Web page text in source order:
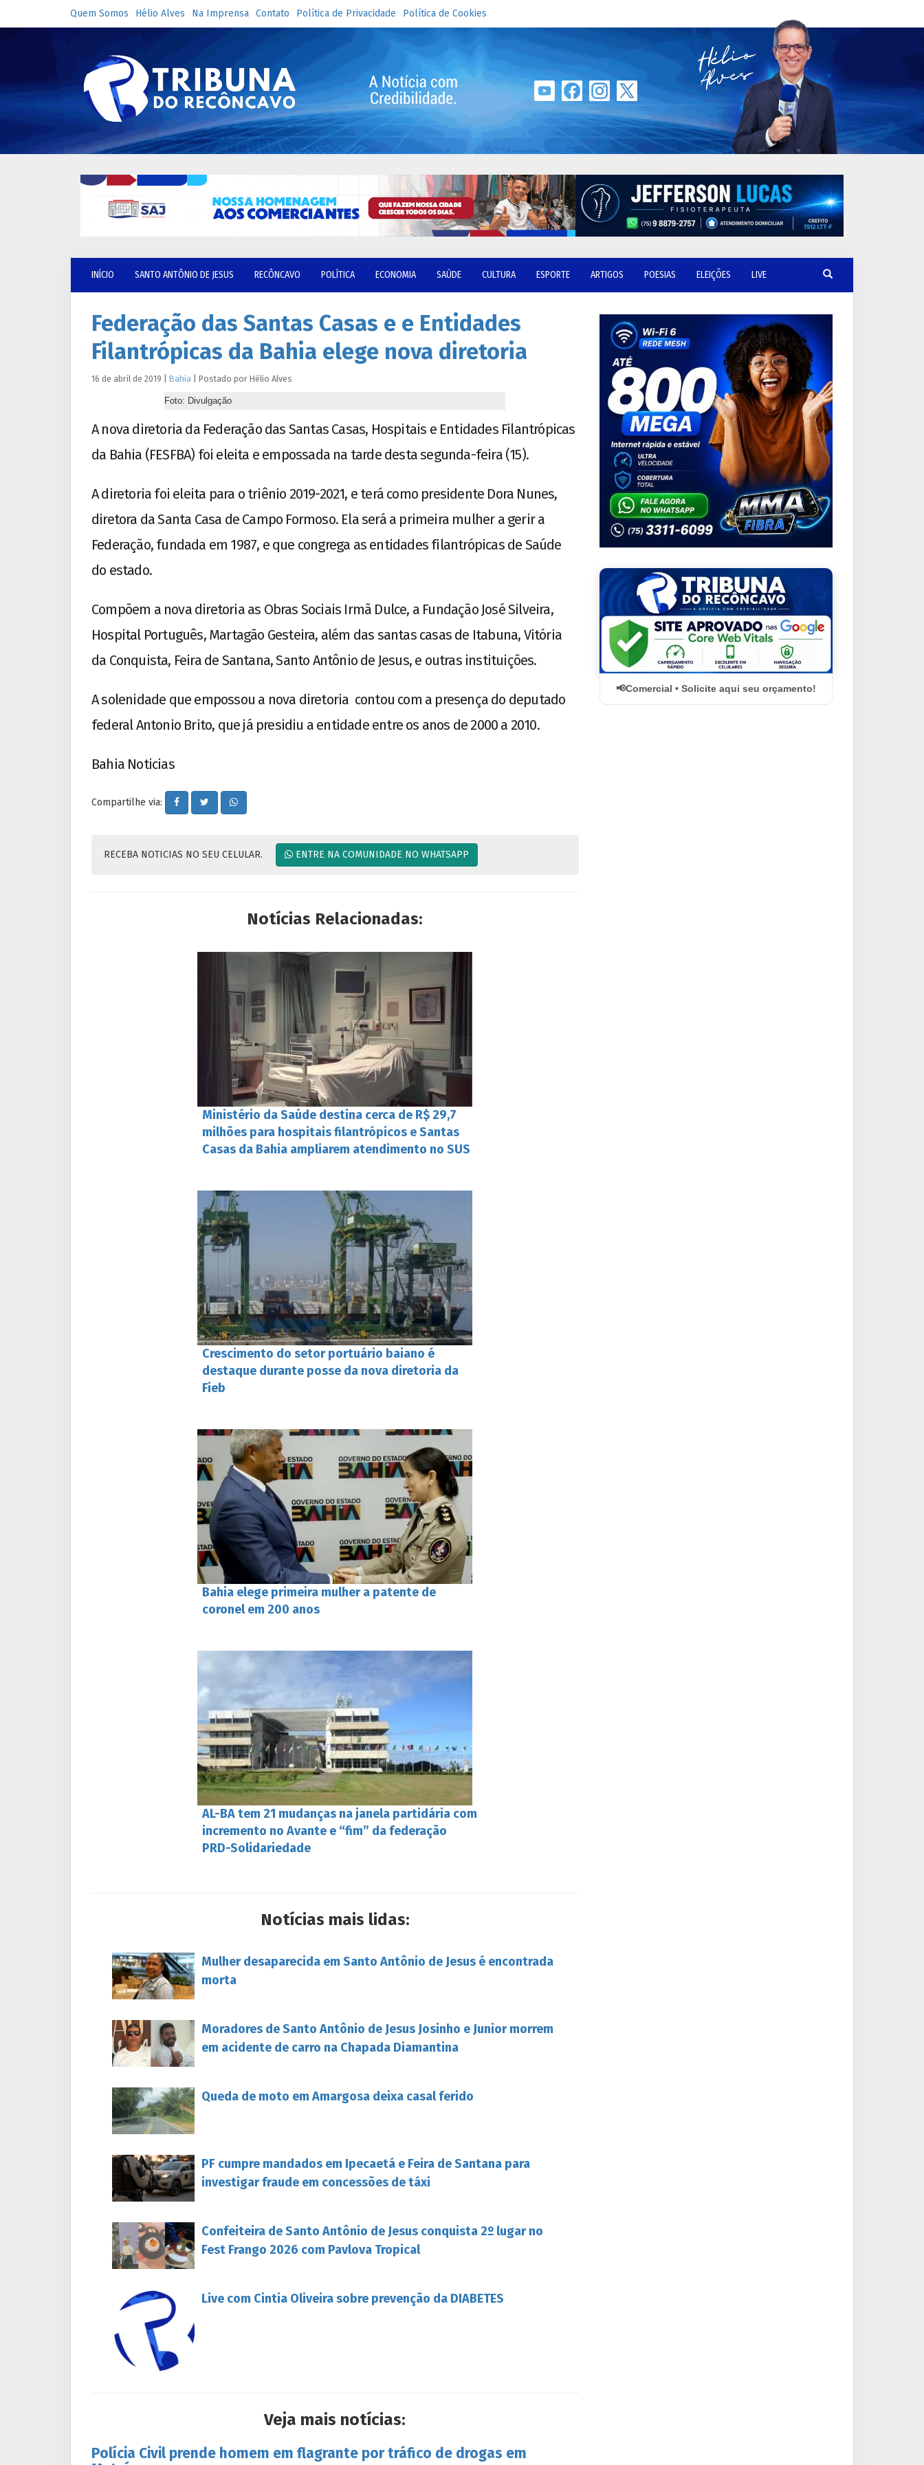
Quem Somos Hélio Alves Na Imprensa Contato Política de Privacidade Política de Cookies
INÍCIO SANTO ANTÔNIO DE JESUS RECÔNCAVO POLÍTICA ECONOMIA SAÚDE CULTURA ESPORTE ARTIGOS POESIAS ELEIÇÕES LIVE
Federação das Santas Casas e e Entidades
Filantrópicas da Bahia elege nova diretoria
16 de abril de 2019 Bahia Postado por Hélio Alves
Foto: Divulgação
A nova diretoria da Federação das Santas Casas, Hospitais e Entidades Filantrópicas
da Bahia (FESFBA) foi eleita e empossada na tarde desta segunda-feira (15).
A diretoria foi eleita para o triênio 2019-2021, e terá como presidente Dora Nunes,
diretora da Santa Casa de Campo Formoso. Ela será a primeira mulher a gerir a
Federação, fundada em 1987, e que congrega as entidades filantrópicas de Saúde
do estado.
Compõem a nova diretoria as Obras Sociais Irmã Dulce, a Fundação José Silveira,
Hospital Português, Martagão Gesteira, além das santas casas de Itabuna, Vitória
da Conquista, Feira de Santana, Santo Antônio de Jesus, e outras instituições.
A solenidade que empossou a nova diretoria contou com a presença do deputado
federal Antonio Brito, que já presidiu a entidade entre os anos de 2000 a 2010.
Bahia Noticias
Compartilhe via:
RECEBA NOTICIAS NO SEU CELULAR. ENTRE NA COMUNIDADE NO WHATSAPP
Notícias Relacionadas:
Ministério da Saúde destina cerca de R$ 29,7
milhões para hospitais filantrópicos e Santas
Casas da Bahia ampliarem atendimento no SUS
Crescimento do setor portuário baiano é
destaque durante posse da nova diretoria da
Fieb
Bahia elege primeira mulher a patente de
coronel em 200 anos
AL-BA tem 21 mudanças na janela partidária com
incremento no Avante e “fim” da federação
PRD-Solidariedade
Notícias mais lidas:
Mulher desaparecida em Santo Antônio de Jesus é encontrada
morta
Moradores de Santo Antônio de Jesus Josinho e Junior morrem
em acidente de carro na Chapada Diamantina
Queda de moto em Amargosa deixa casal ferido
PF cumpre mandados em Ipecaetá e Feira de Santana para
investigar fraude em concessões de táxi
Confeiteira de Santo Antônio de Jesus conquista 2º lugar no
Fest Frango 2026 com Pavlova Tropical
Live com Cintia Oliveira sobre prevenção da DIABETES
Veja mais notícias:
Polícia Civil prende homem em flagrante por tráfico de drogas em
Comercial • Solicite aqui seu orçamento!